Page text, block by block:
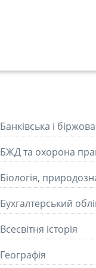
Банківська і
БЖД та охорона
Біологія,
Бухгалтерський
Всесвітня історія
Географія